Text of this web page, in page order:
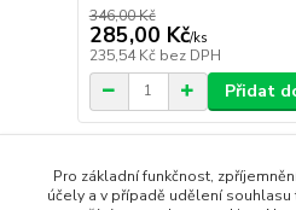
346,00 Kč
285,00 Kč/ks
235,54 Kč bez DPH
Přidat
strana
Pro základní funkčnost,
účely a v případě udělení